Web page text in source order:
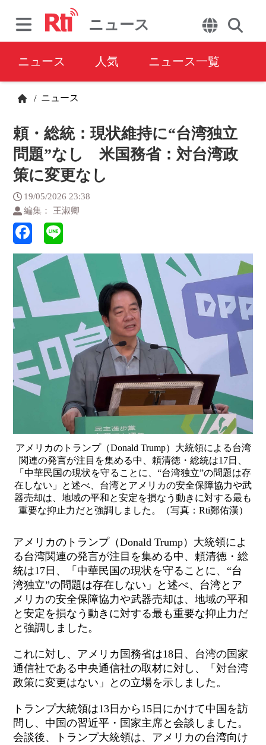
ニュース
ニュース 人気 ニュース一覧
/ ニュース
頼・総統：現状維持に“台湾独立
問題”なし 米国務省：対台湾政
策に変更なし
19/05/2026 23:38
編集： 王淑卿
アメリカのトランプ（Donald Trump）大統領による台湾
関連の発言が注目を集める中、頼清徳・総統は17日、
「中華民国の現状を守ることに、“台湾独立”の問題は存
在しない」と述べ、台湾とアメリカの安全保障協力や武
器売却は、地域の平和と安定を損なう動きに対する最も
重要な抑止力だと強調しました。（写真：Rti鄭佑漢）
アメリカのトランプ（Donald Trump）大統領によ
る台湾関連の発言が注目を集める中、頼清徳・総
統は17 日、「中華民国の現状を守ることに、“台
湾独立”の問題は存在しない」と述べ、台湾とア
メリカの安全保障協力や武器売却は、地域の平和
と安定を損なう動きに対する最も重要な抑止力だ
と強調しました。
これに対し、アメリカ国務省は18 日、台湾の国家
通信社である中央通信社の取材に対し、「対台湾
政策に変更はない」との立場を示しました。
トランプ大統領は13 日から15 日にかけて中国を訪
問し、中国の習近平・国家主席と会談しました。
会談後、トランプ大統領は、アメリカの台湾向け